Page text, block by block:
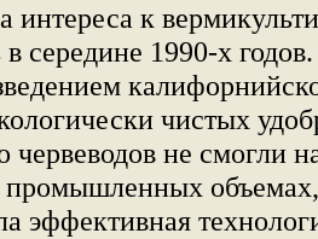
интереса к
в середине 1990-х
чистых
червеводов не смогли
промышленных
эффективная